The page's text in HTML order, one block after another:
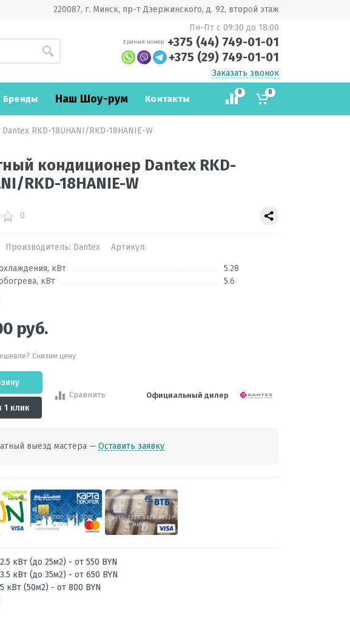
220087, г. Минск, пр-т Дзержинского, д. 92, второй этаж
Пн-Пт с 09:30 до 18:00
Единый номер +375 (44) 749-01-01
+375 (29) 749-01-01
Заказать звонок
Бренды Наш Шоу-рум Контакты
0 0
RKD-18UHANI/RKD-18HANIE-W
кондиционер Dantex RKD-
RKD-18HANIE-W
0
Производитель: Dantex Артикул:
кВт
5.28
кВт
5.6
руб.
Снизим цену
1 клик
Сравнить Официальный дилер
выезд мастера — Оставить заявку
кВт (до 25м2) - от 550 BYN
кВт (до 35м2) - от 650 BYN
кВт (50м2) - от 800 BYN